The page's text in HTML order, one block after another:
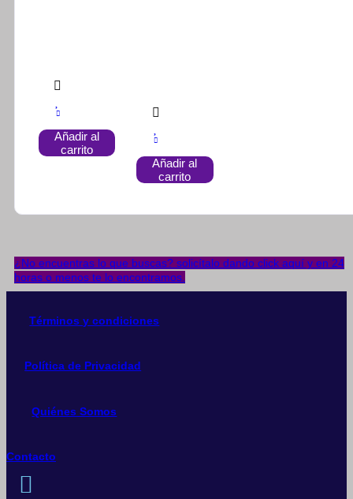
Añadir al
carrito
Añadir al
carrito
¿No encuentras lo que buscas? solicítalo dando click aquí y en 24
horas o menos te lo encontramos.
Términos y condiciones
Política de Privacidad
Quiénes Somos
Contacto